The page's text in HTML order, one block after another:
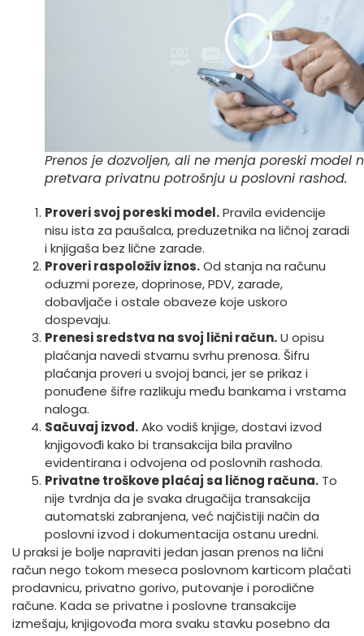
Prenos je dozvoljen, ali ne menja poreski model
pretvara privatnu potrošnju u poslovni rashod.
Proveri svoj poreski model.Pravila evidencije
nisu ista za paušalca, preduzetnika na ličnoj zaradi
i knjigaša bez lične zarade.
Proveri raspoloživ iznos.Od stanja na računu
oduzmi poreze, doprinose, PDV, zarade,
dobavljače i ostale obaveze koje uskoro
dospevaju.
Prenesi sredstva na svoj lični račun.U opisu
plaćanja navedi stvarnu svrhu prenosa. Šifru
plaćanja proveri u svojoj banci, jer se prikaz i
ponuđene šifre razlikuju među bankama i vrstama
naloga.
Sačuvaj izvod.Ako vodiš knjige, dostavi izvod
knjigovođi kako bi transakcija bila pravilno
evidentirana i odvojena od poslovnih rashoda.
Privatne troškove plaćaj sa ličnog računa. To
nije tvrdnja da je svaka drugačija transakcija
automatski zabranjena, već najčistiji način da
poslovni izvod i dokumentacija ostanu uredni.
U praksi je bolje napraviti jedan jasan prenos na lični
račun nego tokom meseca poslovnom karticom plaćati
prodavnicu, privatno gorivo, putovanje i porodične
račune. Kada se privatne i poslovne transakcije
izmešaju, knjigovođa mora svaku stavku posebno da